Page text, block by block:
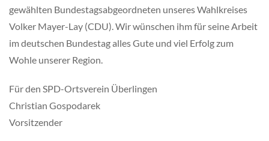
gewählten Bundestagsabgeordneten unseres Wahlkreises
Volker Mayer-Lay (CDU). Wir wünschen ihm für seine Arbeit
im deutschen Bundestag alles Gute und viel Erfolg zum
Wohle unserer Region.
Für den SPD-Ortsverein Überlingen
Christian Gospodarek
Vorsitzender